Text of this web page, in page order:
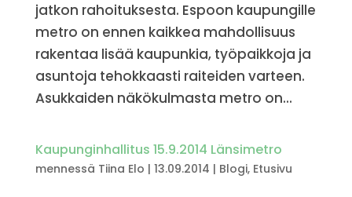
jatkon rahoituksesta. Espoon kaupungille
metro on ennen kaikkea mahdollisuus
rakentaa lisää kaupunkia, työpaikkoja ja
asuntoja tehokkaasti raiteiden varteen.
Asukkaiden näkökulmasta metro on...
Kaupunginhallitus 15.9.2014 Länsimetro
mennessä Tiina Elo | 13.09.2014 | Blogi, Etusivu